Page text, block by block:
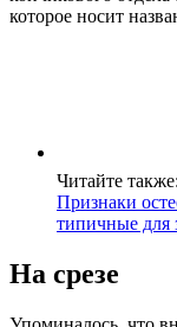
которое носит
Читайте также:
Признаки
типичные для
На срезе